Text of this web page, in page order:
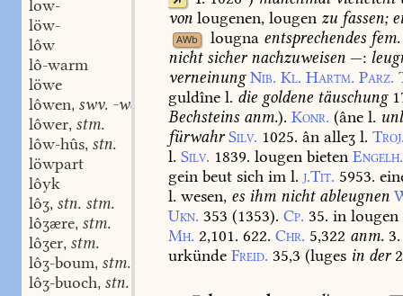
low-
löw-
lôw
lô-warm
löwe
lôwen, swv. -wes;
lôwer, stm.
lôw-hûs, stn.
löwpart
lôyk
lôʒ, stn. stm.
lôʒære, stm.
lôʒer, stm.
lôʒ-boum, stm.
lôʒ-buoch, stn.
von lougenen, lougen zu fassen;
AWb lougna entsprechendesfem.
nichtsichernachzuweisen —:
verneinung Nib. Kl. Hartm. Parz.
guldîne l. die goldene täuschung
Bechsteins anm.). Konr. (âne l.
fürwahr Silv. 1025. ân alleʒ l.
l. Silv. 1839. lougen bieten Engelh.
gein beut sich im l. j.Tit. 5953.
l. wesen, es ihm nichtableugnen
Ukn. 353 (1353). Cp. 35. in lougen
Mh. 2,101. 622. Chr. 5,322 anm. 3.
urkünde Freid. 35,3 (luges in der